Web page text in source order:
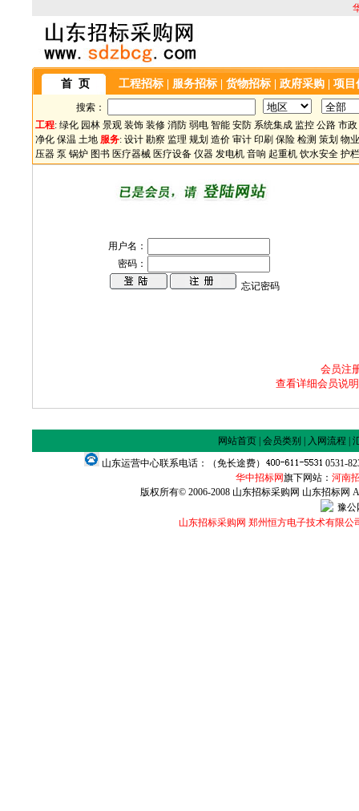
首 页 工程招标 服务招标 货物招标 政府采购 项目
搜索：
工程: 绿化 园林 景观 装饰 装修 消防 弱电 智能 安防 系统集成 监控 公路 市政
净化 保温 土地 服务: 设计 勘察 监理 规划 造价 审计 印刷 保险 检测 策划 物业
压器 泵 锅炉 图书 医疗器械 医疗设备 仪器 发电机 音响 起重机 饮水安全 护栏
用户名：
密码：
忘记密码
会员注
查看详细会员说
网站首页| 会员类别 入网流程
山东运营中心联系电话：（免长途费）
0531-
华中招标网旗下网站： 河南
版权所有© 2006-2008 山东招标采购网 山东招标网
豫公
山东招标采购网 郑州恒方电子技术有限